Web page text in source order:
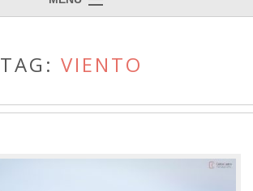
TAG: VIENTO